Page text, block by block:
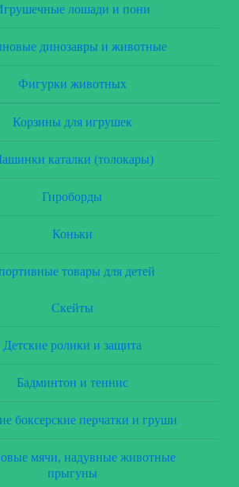
лошади и пони
динозавры и животные
Фигурки животных
Корзины для игрушек
каталки (толокары)
Гироборды
Коньки
товары для детей
Скейты
Детские ролики и защита
Бадминтон и теннис
боксерские перчатки и груши
мячи, надувные животные
прыгуны